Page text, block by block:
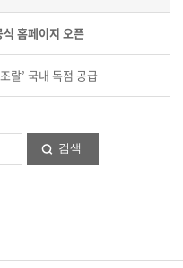
식 홈페이지 오픈
랄’ 국내 독점 공급
검색